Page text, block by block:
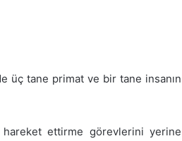
üç tane primat ve bir tane insanın
ettirme görevlerini yerine